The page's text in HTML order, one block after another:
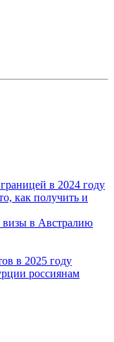
в 2024 году
как получить и
в Австралию
в 2025 году
россиянам